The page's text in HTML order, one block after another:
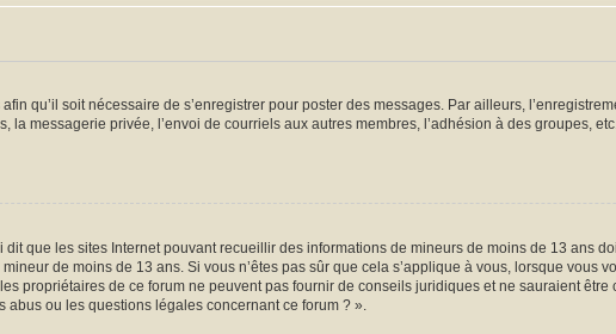
qu’il soit nécessaire de s’enregistrer pour poster des messages. Par ailleurs,
messagerie privée, l’envoi de courriels aux autres membres, l’adhésion à des groupes,
que les sites Internet pouvant recueillir des informations de mineurs de moins de 13 ans
de moins de 13 ans. Si vous n’êtes pas sûr que cela s’applique à vous, lorsque vous
propriétaires de ce forum ne peuvent pas fournir de conseils juridiques et ne sauraient
abus ou les questions légales concernant ce forum ? ».